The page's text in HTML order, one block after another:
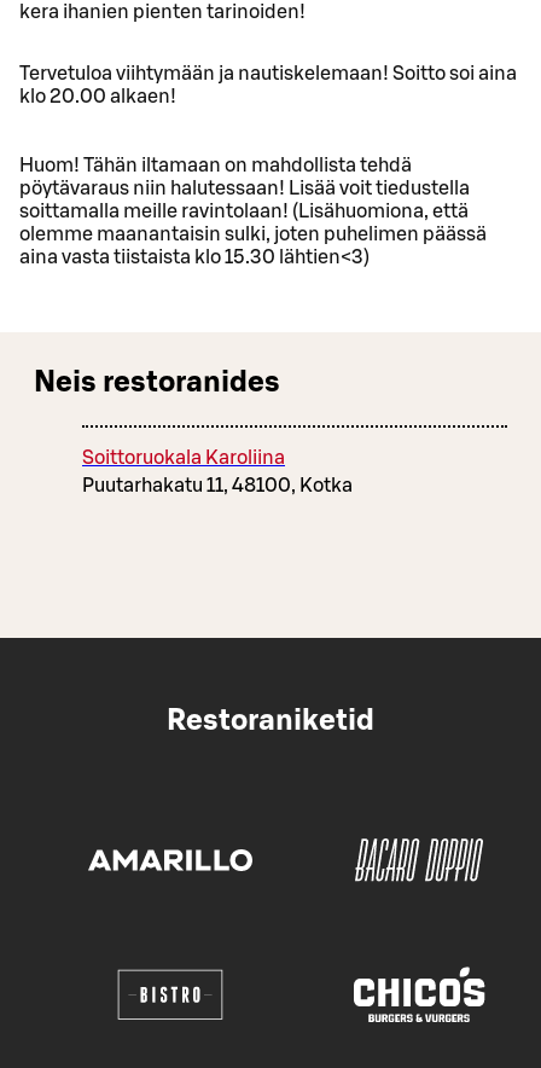
kera ihanien pienten tarinoiden!
Tervetuloa viihtymään ja nautiskelemaan! Soitto soi aina
klo 20.00 alkaen!
Huom! Tähän iltamaan on mahdollista tehdä
pöytävaraus niin halutessaan! Lisää voit tiedustella
soittamalla meille ravintolaan! (Lisähuomiona, että
olemme maanantaisin sulki, joten puhelimen päässä
aina vasta tiistaista klo 15.30 lähtien<3)
Neis restoranides
Soittoruokala Karoliina
Puutarhakatu 11, 48100, Kotka
Restoraniketid